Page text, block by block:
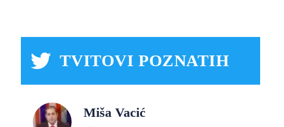
TVITOVI POZNATIH
Miša Vacić